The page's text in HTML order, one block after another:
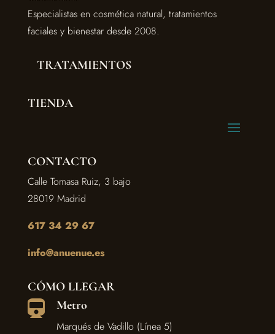
Especialistas en cosmética natural, tratamientos
faciales y bienestar desde 2008.
TRATAMIENTOS
TIENDA
CONTACTO
Calle Tomasa Ruiz, 3 bajo
28019 Madrid
617 34 29 67
info@anuenue.es
CÓMO LLEGAR
 Metro
Marqués de Vadillo (Línea 5)